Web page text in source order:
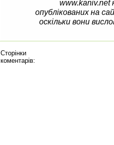
www.kaniv.net
опублікованих на
оскільки вони
Сторінки
коментарів: